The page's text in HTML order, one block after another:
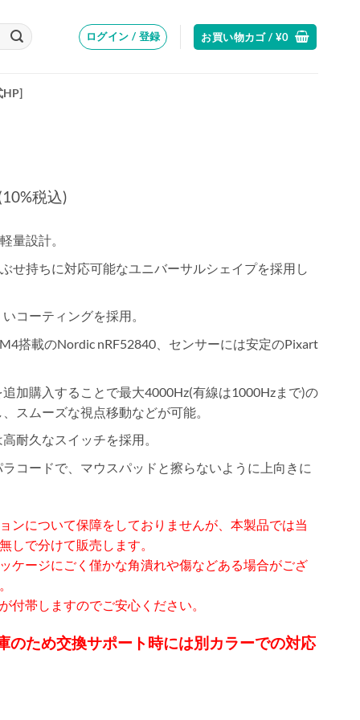
ログイン / 登録 お買い物カゴ / ¥0
HP]
:
税込)
量設計。
せ持ちに対応可能なユニバーサルシェイプを採用し
コーティングを採用。
搭載のNordic nRF52840、センサーには安定のPixart
加購入することで最大4000Hz(有線は1000Hzまで)の
スムーズな視点移動などが可能。
耐久なスイッチを採用。
コードで、マウスパッドと擦らないように上向きに
ンについて保障をしておりませんが、本製品では当
しで分けて販売します。
ケージにごく僅かな角潰れや傷などある場合がござ
付帯しますのでご安心ください。
ため交換サポート時には別カラーでの対応